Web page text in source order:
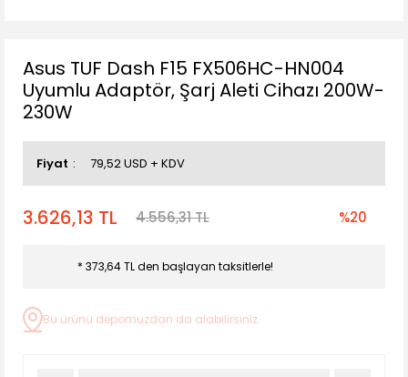
Asus TUF Dash F15 FX506HC-HN004
Uyumlu Adaptör, Şarj Aleti Cihazı 200W-
230W
Fiyat 79,52 USD + KDV
3.626,13 TL 4.556,31 TL %20
* 373,64 TL den başlayan taksitlerle!
Bu ürünü depomuzdan da alabilirsiniz.